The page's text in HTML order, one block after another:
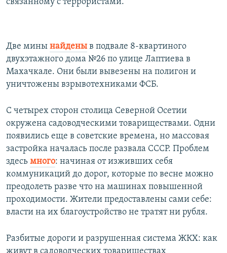
связанному с террористами.
Две мины найдены в подвале 8-квартиного
двухэтажного дома №26 по улице Лаптиева в
Махачкале. Они были вывезены на полигон и
уничтожены взрывотехниками ФСБ.
С четырех сторон столица Северной Осетии
окружена садоводческими товариществами. Одни
появились еще в советские времена, но массовая
застройка началась после развала СССР. Проблем
здесь много: начиная от изживших себя
коммуникаций до дорог, которые по весне можно
преодолеть разве что на машинах повышенной
проходимости. Жители предоставлены сами себе:
власти на их благоустройство не тратят ни рубля.
Разбитые дороги и разрушенная система ЖКХ: как